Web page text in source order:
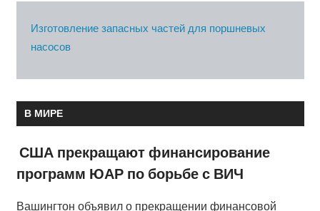
Изготовление запасных частей для поршневых
насосов
В МИРЕ
США прекращают финансирование
программ ЮАР по борьбе с ВИЧ
Вашингтон объявил о прекращении финансовой